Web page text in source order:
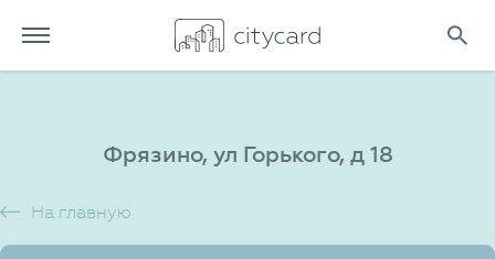
Фрязино, ул Горького, д 18
На главную